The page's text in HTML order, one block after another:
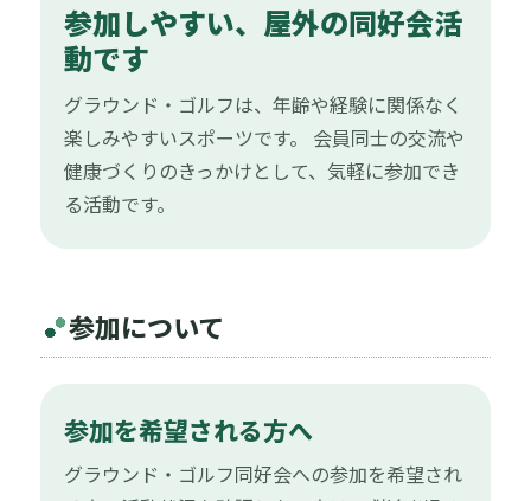
参加しやすい、屋外の同好会活
動です
グラウンド・ゴルフは、年齢や経験に関係なく
楽しみやすいスポーツです。 会員同士の交流や
健康づくりのきっかけとして、気軽に参加でき
る活動です。
参加について
参加を希望される方へ
グラウンド・ゴルフ同好会への参加を希望され